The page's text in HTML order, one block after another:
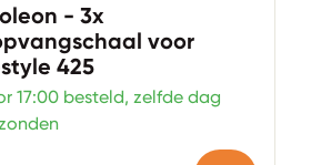
- 3x
voor
425
17:00 besteld, zelfde dag